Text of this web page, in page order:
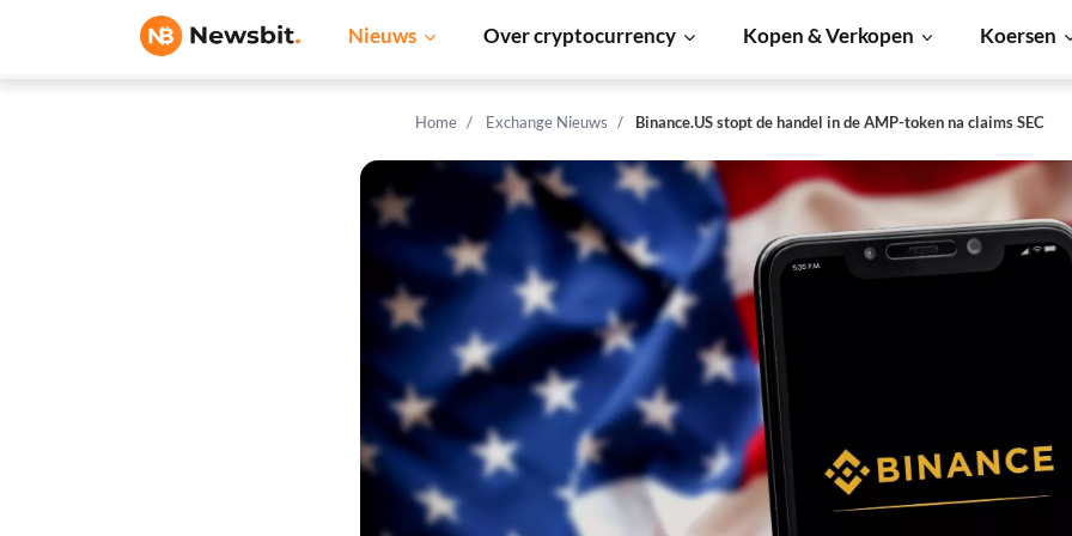
Nieuws Over cryptocurrency Kopen & Verkopen Koersen
Home Exchange Nieuws Binance.US stopt de handel in de AMP-token na claims SEC